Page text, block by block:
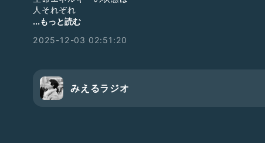
人それぞれ
淀みがあると
正解は外にはなく
答えは内側にある
...もっと読む
2025-12-03 02:51:20
みえるラジオ